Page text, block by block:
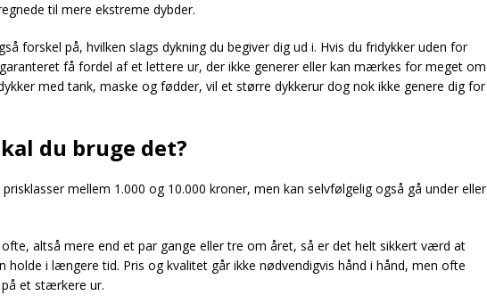
til mere ekstreme dybder.
forskel på, hvilken slags dykning du begiver dig ud i. Hvis du fridykker uden for
få fordel af et lettere ur, der ikke generer eller kan mærkes for meget om
med tank, maske og fødder, vil et større dykkerur dog nok ikke genere dig for
du bruge det?
mellem 1.000 og 10.000 kroner, men kan selvfølgelig også gå under eller
ofte, altså mere end et par gange eller tre om året, så er det helt sikkert værd at
holde i længere tid. Pris og kvalitet går ikke nødvendigvis hånd i hånd, men ofte
et stærkere ur.